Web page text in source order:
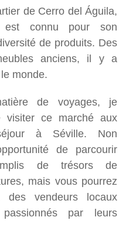
de Cerro del Águila,
connu pour son
de produits. Des
anciens, il y a
monde.
de voyages, je
visiter ce marché aux
à Séville. Non
de parcourir
de trésors de
mais vous pourrez
des vendeurs locaux
par leurs